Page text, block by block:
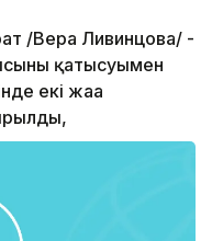
/Вера Ливинцова/ -
қатысуымен
екі жаңа